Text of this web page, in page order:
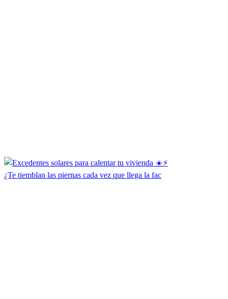
¿Te tiemblan las piernas cada vez que llega la fac